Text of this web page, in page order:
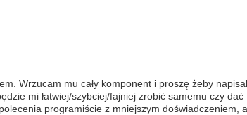
Wrzucam mu cały komponent i proszę żeby
mi łatwiej/szybciej/fajniej zrobić samemu czy
programiście z mniejszym doświadczeniem,